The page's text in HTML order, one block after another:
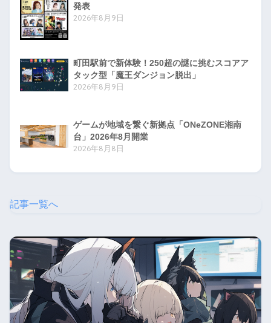
発表
2026年8月9日
町田駅前で新体験！250超の謎に挑むスコアア
タック型「魔王ダンジョン脱出」
2026年8月9日
ゲームが地域を繋ぐ新拠点「ONeZONE湘南
台」2026年8月開業
2026年8月8日
記事一覧へ